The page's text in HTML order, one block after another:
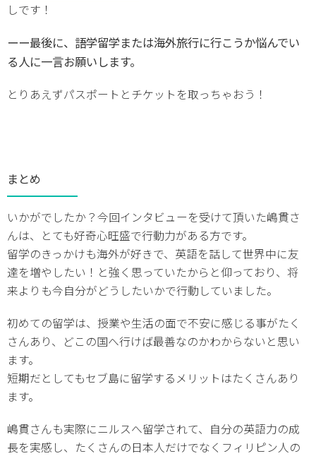
しです！
ーー最後に、語学留学または海外旅行に行こうか悩んでい
る人に一言お願いします。
とりあえずパスポートとチケットを取っちゃおう！
まとめ
いかがでしたか？今回インタビューを受けて頂いた嶋貫さ
んは、とても好奇心旺盛で行動力がある方です。
留学のきっかけも海外が好きで、英語を話して世界中に友
達を増やしたい！と強く思っていたからと仰っており、将
来よりも今自分がどうしたいかで行動していました。
初めての留学は、授業や生活の面で不安に感じる事がたく
さんあり、どこの国へ行けば最善なのかわからないと思い
ます。
短期だとしてもセブ島に留学するメリットはたくさんあり
ます。
嶋貫さんも実際にニルスへ留学されて、自分の英語力の成
長を実感し、たくさんの日本人だけでなくフィリピン人の